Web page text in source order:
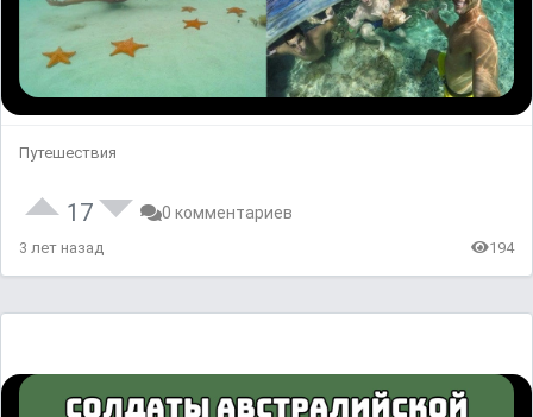
Путешествия
17 0 комментариев
3 лет назад 194